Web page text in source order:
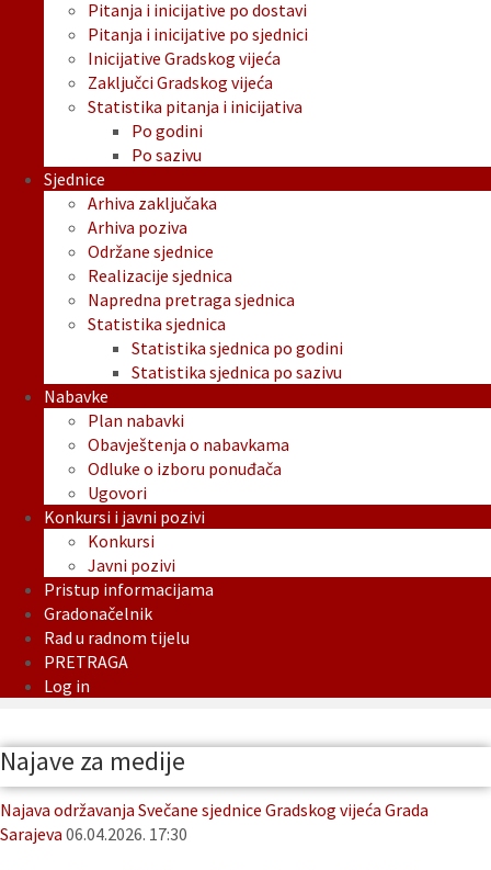
Pitanja i inicijative po dostavi
Pitanja i inicijative po sjednici
Inicijative Gradskog vijeća
Zaključci Gradskog vijeća
Statistika pitanja i inicijativa
Po godini
Po sazivu
Sjednice
Arhiva zaključaka
Arhiva poziva
Održane sjednice
Realizacije sjednica
Napredna pretraga sjednica
Statistika sjednica
Statistika sjednica po godini
Statistika sjednica po sazivu
Nabavke
Plan nabavki
Obavještenja o nabavkama
Odluke o izboru ponuđača
Ugovori
Konkursi i javni pozivi
Konkursi
Javni pozivi
Pristup informacijama
Gradonačelnik
Rad u radnom tijelu
PRETRAGA
Log in
Najave za medije
Najava održavanja Svečane sjednice Gradskog vijeća Grada
Sarajeva 06.04.2026. 17:30